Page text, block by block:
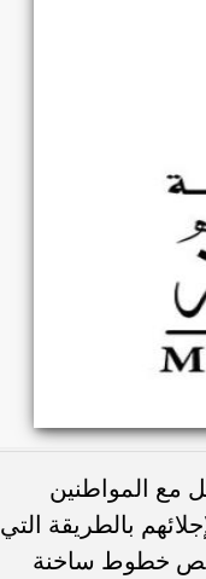
مع المواطنين
بالطريقة التي
خطوط ساخنة